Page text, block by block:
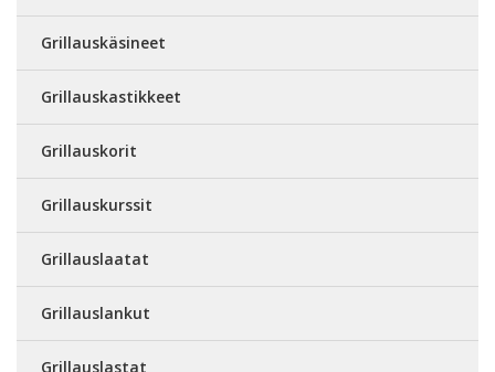
Grillauskäsineet
Grillauskastikkeet
Grillauskorit
Grillauskurssit
Grillauslaatat
Grillauslankut
Grillauslastat